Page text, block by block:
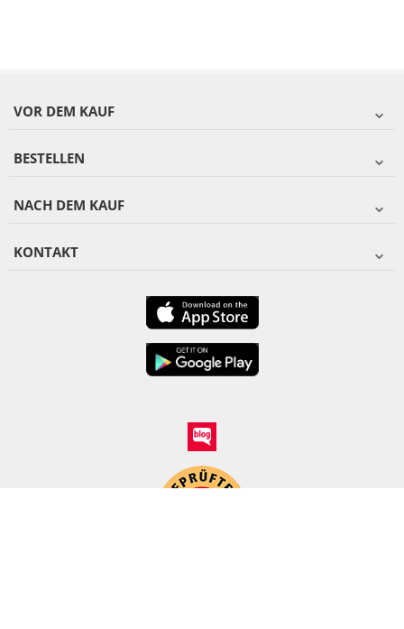
VOR DEM KAUF
BESTELLEN
NACH DEM KAUF
KONTAKT